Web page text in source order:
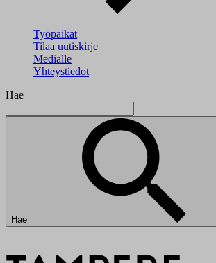
Työpaikat
Tilaa uutiskirje
Medialle
Yhteystiedot
Hae
Hae